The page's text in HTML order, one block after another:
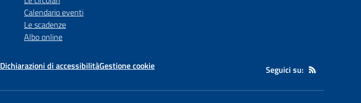
Calendario eventi
Le scadenze
Albo online
Dichiarazioni di accessibilitàGestione cookie Seguici su: